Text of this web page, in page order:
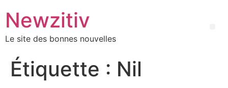
Newzitiv
Le site des bonnes nouvelles
Étiquette : Nil